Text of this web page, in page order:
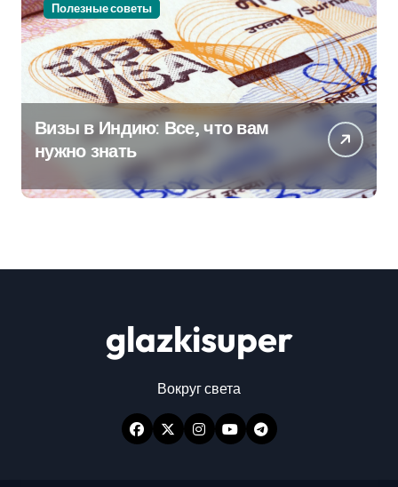
Полезные советы
Визы в Индию: Все, что вам
нужно знать
glazkisuper
Вокруг света